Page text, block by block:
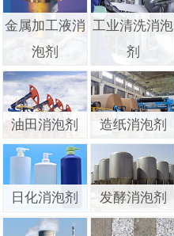
金属加工液消
泡剂
工业清洗消泡
剂
油田消泡剂 造纸消泡剂
日化消泡剂 发酵消泡剂